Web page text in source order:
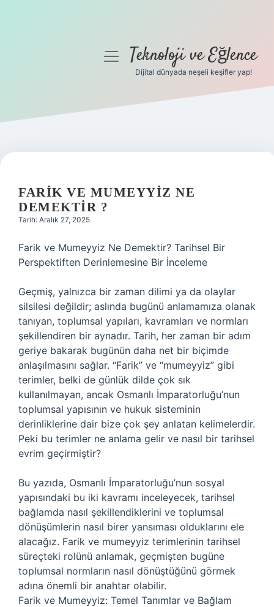
Gizlilik Politikası
Yasal Uyarı
menüyüTeknoloji ve Eğlence
Dijital dünyada neşeli keşifler yap!
FARIK VE MUMEYYIZ NE
DEMEKTIR ?
Tarih: Aralık 27, 2025
Farik ve Mumeyyiz Ne Demektir? Tarihsel Bir
Perspektiften Derinlemesine Bir İnceleme
Geçmiş, yalnızca bir zaman dilimi ya da olaylar
silsilesi değildir; aslında bugünü anlamamıza olanak
tanıyan, toplumsal yapıları, kavramları ve normları
şekillendiren bir aynadır. Tarih, her zaman bir adım
geriye bakarak bugünün daha net bir biçimde
anlaşılmasını sağlar. “Farik” ve “mumeyyiz” gibi
terimler, belki de günlük dilde çok sık
kullanılmayan, ancak Osmanlı İmparatorluğu’nun
toplumsal yapısının ve hukuk sisteminin
derinliklerine dair bize çok şey anlatan kelimelerdir.
Peki bu terimler ne anlama gelir ve nasıl bir tarihsel
evrim geçirmiştir?
Bu yazıda, Osmanlı İmparatorluğu’nun sosyal
yapısındaki bu iki kavramı inceleyecek, tarihsel
bağlamda nasıl şekillendiklerini ve toplumsal
dönüşümlerin nasıl birer yansıması olduklarını ele
alacağız. Farik ve mumeyyiz terimlerinin tarihsel
süreçteki rolünü anlamak, geçmişten bugüne
toplumsal normların nasıl dönüştüğünü görmek
adına önemli bir anahtar olabilir.
Farik ve Mumeyyiz: Temel Tanımlar ve Bağlam